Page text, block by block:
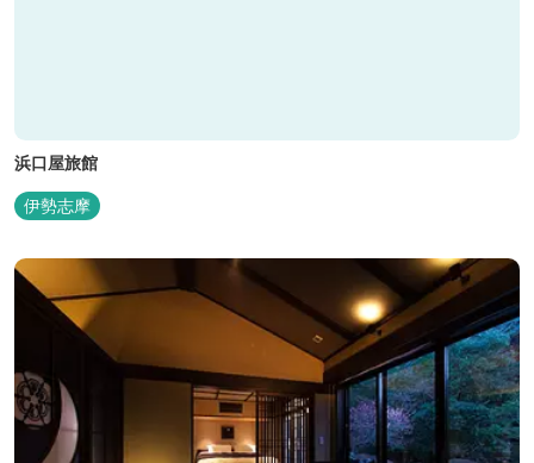
浜口屋旅館
伊勢志摩